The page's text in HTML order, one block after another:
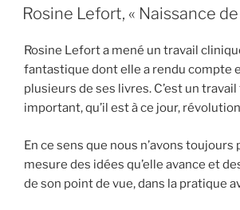
LE
Rosine Lefort, « Naissance de
Rosine Lefort a mené un travail
fantastique dont elle a rendu compte
plusieurs de ses livres. C’est un
important, qu’il est à ce jour,
En ce sens que nous n’avons toujours
mesure des idées qu’elle avance et
de son point de vue, dans la pratique